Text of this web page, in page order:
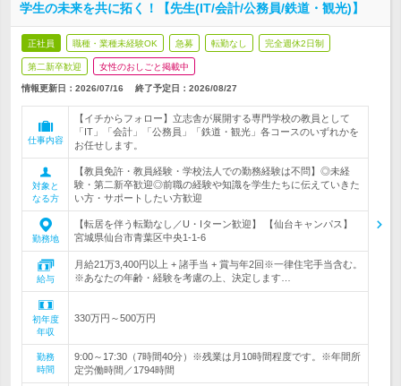
学生の未来を共に拓く！【先生(IT/会計/公務員/鉄道・観光)】
正社員 職種・業種未経験OK 急募 転勤なし 完全週休2日制
第二新卒歓迎 女性のおしごと掲載中
情報更新日：2026/07/16 終了予定日： 2026/08/27
仕事内容
【イチからフォロー】立志舎が展開する専門学校の教員として
「IT」「会計」「公務員」「鉄道・観光」各コースのいずれかを
お任せします。
対象と
なる方
【教員免許・教員経験・学校法人での勤務経験は不問】◎未経
験・第二新卒歓迎◎前職の経験や知識を学生たちに伝えていきた
い方・サポートしたい方歓迎
勤務地
【転居を伴う転勤なし／U・Iターン歓迎】 【仙台キャンパス】
宮城県仙台市青葉区中央1-1-6
給与
月給21万3,400円以上 + 諸手当 + 賞与年2回※一律住宅手当含む。
※あなたの年齢・経験を考慮の上、決定します…
初年度
年収
330万円～500万円
勤務
時間
9:00～17:30（7時間40分）※残業は月10時間程度です。※年間所
定労働時間／1794時間